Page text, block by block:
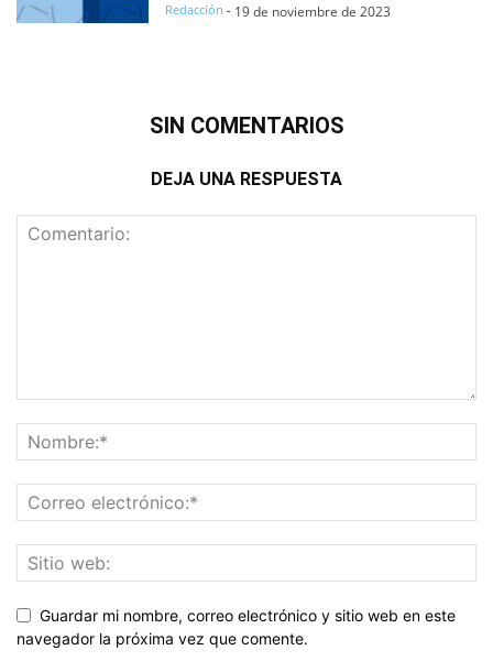
Redacción - 19 de noviembre de 2023
SIN COMENTARIOS
DEJA UNA RESPUESTA
Guardar mi nombre, correo electrónico y sitio web en este
navegador la próxima vez que comente.